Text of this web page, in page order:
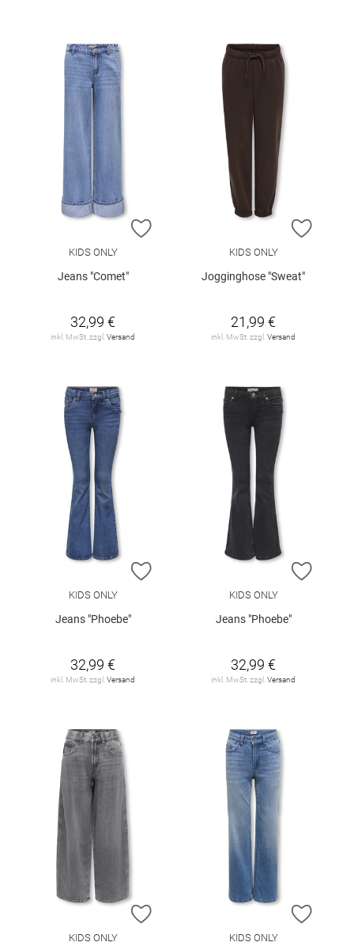
ZUR WUNSCHLISTE HINZUFÜGEN
KIDS ONLY
Jeans "Comet"
32,99 €
inkl. MwSt. zzgl.Versand
ZUR
KIDS ONLY
Jogginghose "Sweat"
21,99 €
inkl. MwSt. zzgl.Versand
ZUR WUNSCHLISTE HINZUFÜGEN
KIDS ONLY
Jeans "Phoebe"
32,99 €
inkl. MwSt. zzgl. Versand
ZUR
KIDS ONLY
Jeans "Phoebe"
32,99 €
inkl. MwSt. zzgl. Versand
ZUR WUNSCHLISTE HINZUFÜGEN
KIDS ONLY
ZUR
KIDS ONLY